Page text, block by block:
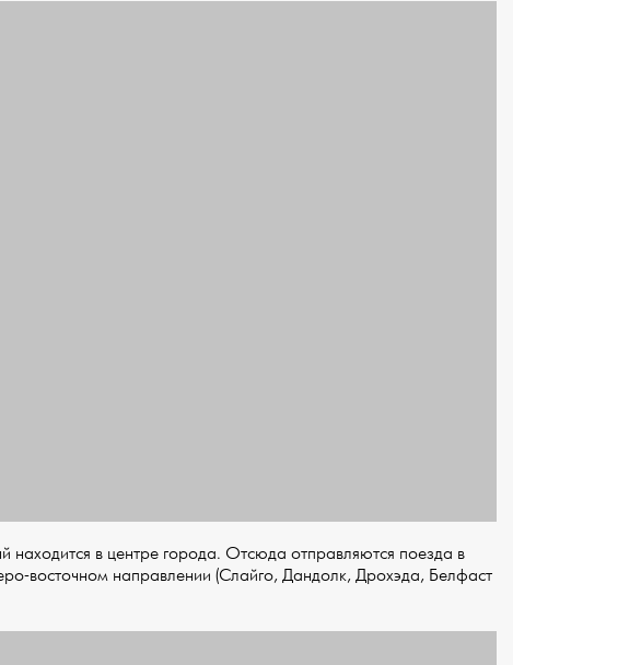
находится в центре города. Отсюда отправляются поезда в
восточном направлении (Слайго, Дандолк, Дрохэда, Белфаст